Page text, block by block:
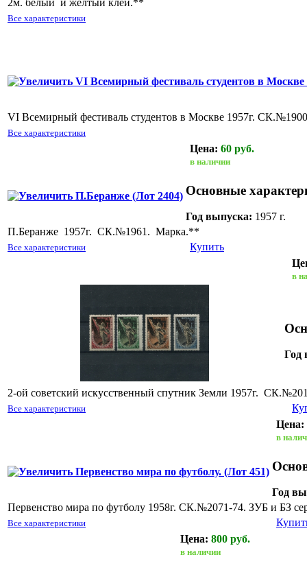
2м. белый и желтый клей.**
Все характеристики
VI Всемирный фестиваль студентов в Москве 1957г.
Все характеристики
Цена: 60 руб.
в наличии
Основные
Год выпуска: 1957 г.
П.Беранже 1957г. СК.№1961. Марка.**
Все характеристики
Купить
в
Год
2-ой советский искусственный спутник Земли 1957г.
Все характеристики
Цена:
в
Год
Первенство мира по футболу 1958г. СК.№2071-74. ЗУБ и БЗ
Все характеристики
Цена: 800 руб.
в наличии